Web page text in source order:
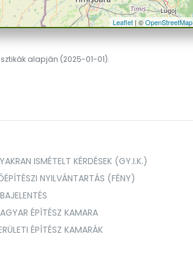
Leaflet | ©OpenStreetMap
alapján (2025-01-01).
ISMÉTELT KÉRDÉSEK (GY.I.K.)
NYILVÁNTARTÁS (FÉNY)
ÉPÍTÉSZ KAMARA
ÉPÍTÉSZ KAMARÁK